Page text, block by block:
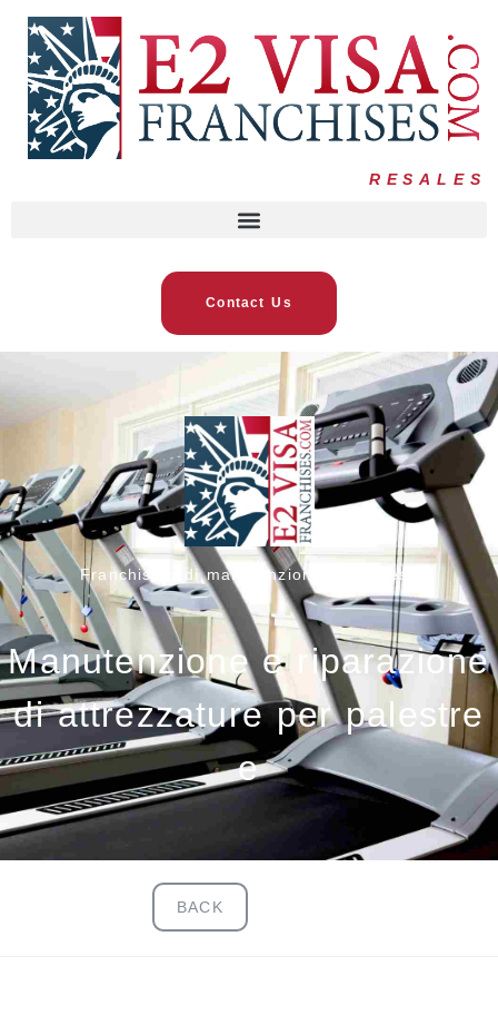
RESALES
Contact Us
Franchising di manutenzione del fitness
Manutenzione e riparazione
di attrezzature per palestre
e
BACK